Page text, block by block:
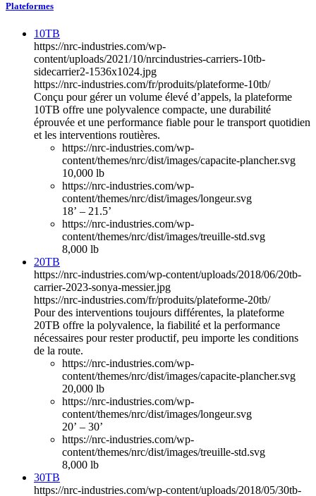
Plateformes
10TB
https://nrc-industries.com/wp-
content/uploads/2021/10/nrcindustries-carriers-10tb-
sidecarrier2-1536x1024.jpg
https://nrc-industries.com/fr/produits/plateforme-10tb/
Conçu pour gérer un volume élevé d’appels, la plateforme
10TB offre une polyvalence compacte, une durabilité
éprouvée et une performance fiable pour le transport quotidien
et les interventions routières.
https://nrc-industries.com/wp-
content/themes/nrc/dist/images/capacite-plancher.svg
10,000 lb
https://nrc-industries.com/wp-
content/themes/nrc/dist/images/longeur.svg
18’ – 21.5’
https://nrc-industries.com/wp-
content/themes/nrc/dist/images/treuille-std.svg
8,000 lb
20TB
https://nrc-industries.com/wp-content/uploads/2018/06/20tb-
carrier-2023-sonya-messier.jpg
https://nrc-industries.com/fr/produits/plateforme-20tb/
Pour des interventions toujours différentes, la plateforme
20TB offre la polyvalence, la fiabilité et la performance
nécessaires pour rester productif, peu importe les conditions
de la route.
https://nrc-industries.com/wp-
content/themes/nrc/dist/images/capacite-plancher.svg
20,000 lb
https://nrc-industries.com/wp-
content/themes/nrc/dist/images/longeur.svg
20’ – 30’
https://nrc-industries.com/wp-
content/themes/nrc/dist/images/treuille-std.svg
8,000 lb
30TB
https://nrc-industries.com/wp-content/uploads/2018/05/30tb-